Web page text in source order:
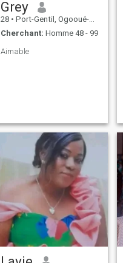
Grey
28 • Port-Gentil, Ogooué-Maritime, Gabon
Cherchant: Homme 48 - 99
Aimable